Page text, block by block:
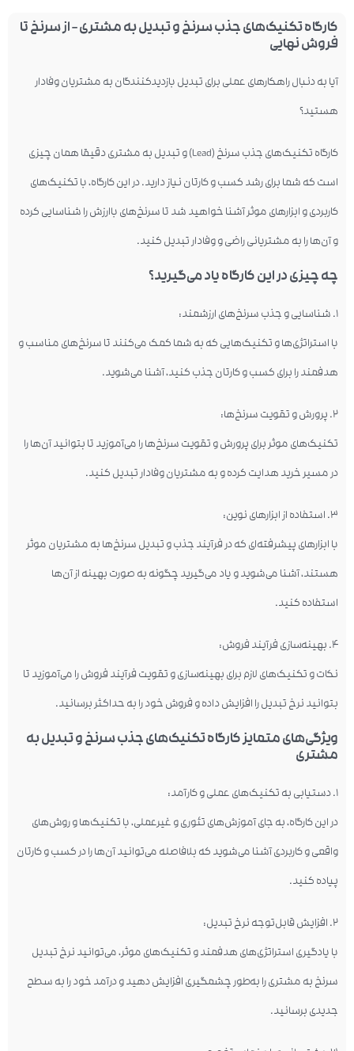
کارگاه تکنیک‌های جذب سرنخ و تبدیل به مشتری – از سرنخ تا
فروش نهایی
آیا به دنبال راهکارهای عملی برای تبدیل بازدیدکنندگان به مشتریان وفادار
هستید؟
کارگاه تکنیک‌های جذب سرنخ (Lead) و تبدیل به مشتری دقیقا همان چیزی
است که شما برای رشد کسب و کارتان نیاز دارید. در این کارگاه، با تکنیک‌های
کاربردی و ابزارهای موثر آشنا خواهید شد تا سرنخ‌های باارزش را شناسایی کرده
و آن‌ها را به مشتریانی راضی و وفادار تبدیل کنید.
چه چیزی در این کارگاه یاد می‌گیرید؟
۱. شناسایی و جذب سرنخ‌های ارزشمند:
با استراتژی‌ها و تکنیک‌هایی که به شما کمک می‌کنند تا سرنخ‌های مناسب و
هدفمند را برای کسب و کارتان جذب کنید، آشنا می‌شوید.
۲. پرورش و تقویت سرنخ‌ها:
تکنیک‌های موثر برای پرورش و تقویت سرنخ‌ها را می‌آموزید تا بتوانید آن‌ها را
در مسیر خرید هدایت کرده و به مشتریان وفادار تبدیل کنید.
۳. استفاده از ابزارهای نوین:
با ابزارهای پیشرفته‌ای که در فرآیند جذب و تبدیل سرنخ‌ها به مشتریان موثر
هستند، آشنا می‌شوید و یاد می‌گیرید چگونه به صورت بهینه از آن‌ها
استفاده کنید.
۴. بهینه‌سازی فرآیند فروش:
نکات و تکنیک‌های لازم برای بهینه‌سازی و تقویت فرآیند فروش را می‌آموزید تا
بتوانید نرخ تبدیل را افزایش داده و فروش خود را به حداکثر برسانید.
ویژگی‌های متمایز کارگاه تکنیک‌های جذب سرنخ و تبدیل به
مشتری
۱. دستیابی به تکنیک‌های عملی و کارآمد:
در این کارگاه، به جای آموزش‌های تئوری و غیرعملی، با تکنیک‌ها و روش‌های
واقعی و کاربردی آشنا می‌شوید که بلافاصله می‌توانید آن‌ها را در کسب و کارتان
پیاده کنید.
۲. افزایش قابل‌توجه نرخ تبدیل:
با یادگیری استراتژی‌های هدفمند و تکنیک‌های موثر، می‌توانید نرخ تبدیل
سرنخ به مشتری را به‌طور چشمگیری افزایش دهید و درآمد خود را به سطح
جدیدی برسانید.